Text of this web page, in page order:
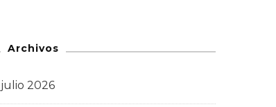
Archivos
julio 2026